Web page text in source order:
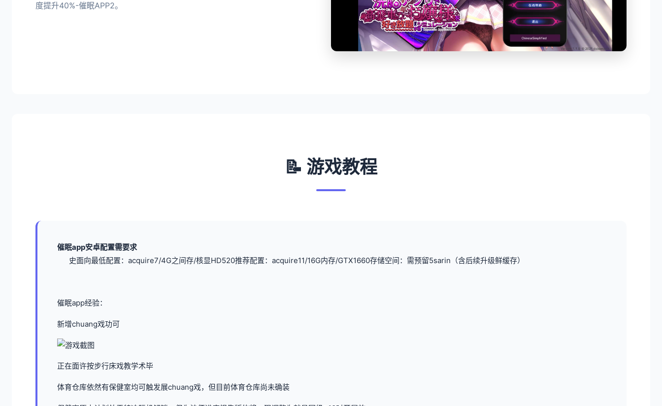
度提升40%-催眠APP2。
📝 游戏教程
催眠app安卓配置需要求
​史面向最低配置​​：acquire7/4G之间存/核显HD520​推荐配置​​：acquire11/16G内存/GTX1660​存储空间​ ​：需预留5sarin（含后续升级鲜缓存）
催眠app经验：
新增chuang戏功可
正在面许按步行床戏教学术毕
体育仓库依然有保健室均可触发展chuang戏，但目前体育仓库尚未确装